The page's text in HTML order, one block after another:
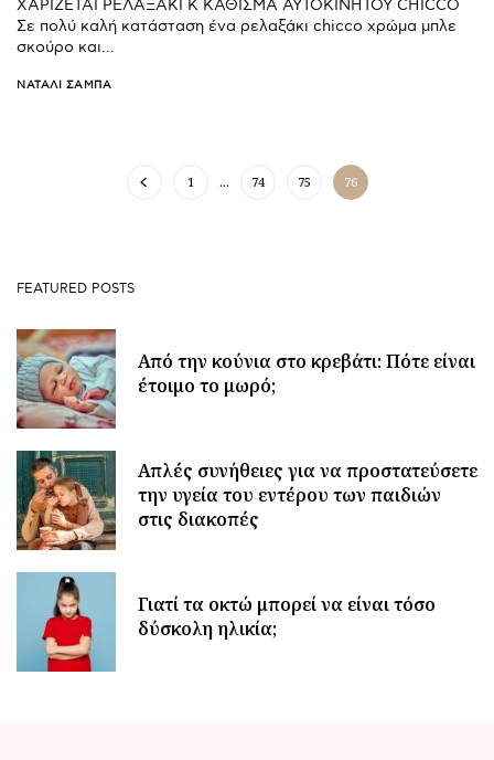
ΧΑΡΙΖΕΤΑΙ ΡΕΛΑΞΑΚΙ Κ ΚΑΘΙΣΜΑ ΑΥΤΟΚΙΝΗΤΟΥ CHICCO
Σε πολύ καλή κατάσταση ένα ρελαξάκι chicco χρώμα μπλε
σκούρο και…
ΝΑΤΑΛΊ ΣΑΜΠΆ
1 … 74 75 76
FEATURED POSTS
Από την κούνια στο κρεβάτι: Πότε είναι
έτοιμο το μωρό;
Απλές συνήθειες για να προστατεύσετε
την υγεία του εντέρου των παιδιών
στις διακοπές
Γιατί τα οκτώ μπορεί να είναι τόσο
δύσκολη ηλικία;